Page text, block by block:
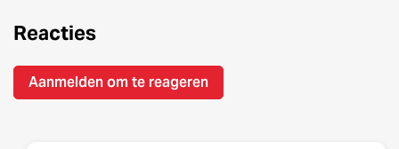
Reacties
Aanmelden om te reageren